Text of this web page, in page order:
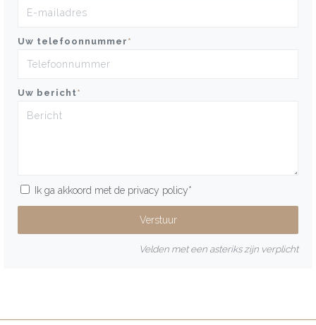
Uw telefoonnummer *
Uw bericht*
Ik ga akkoord met de privacy policy*
Velden met een asteriks zijn verplicht